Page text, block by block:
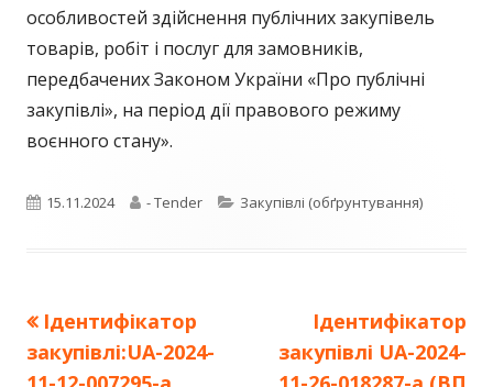
особливостей здійснення публічних закупівель
товарів, робіт і послуг для замовників,
передбачених Законом України «Про публічні
закупівлі», на період дії правового режиму
воєнного стану».
Опубліковано
15.11.2024 Автор
- Tender Категорії
Закупівлі (обґрунтування)
Навігація
записів
Попередня
стаття:
Ідентифікатор
закупівлі:UA-2024-
Наступна
стаття:
Ідентифікатор
закупівлі UA-2024-